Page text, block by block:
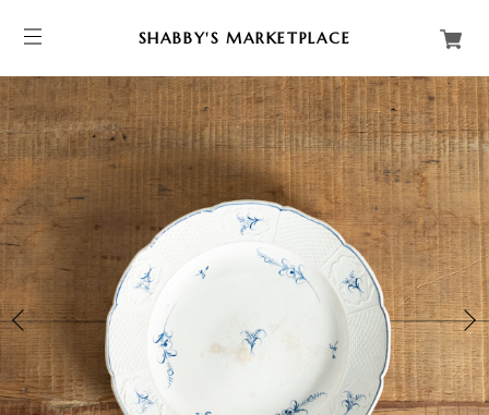
SHABBY'S MARKETPLACE